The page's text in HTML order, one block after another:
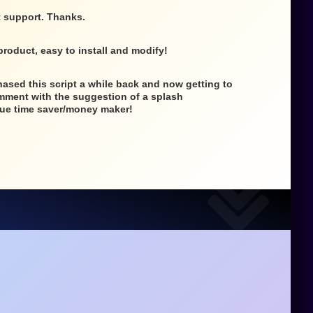
support. Thanks.
easy to install and modify!
this script a while back and now getting to
with the suggestion of a splash
time saver/money maker!